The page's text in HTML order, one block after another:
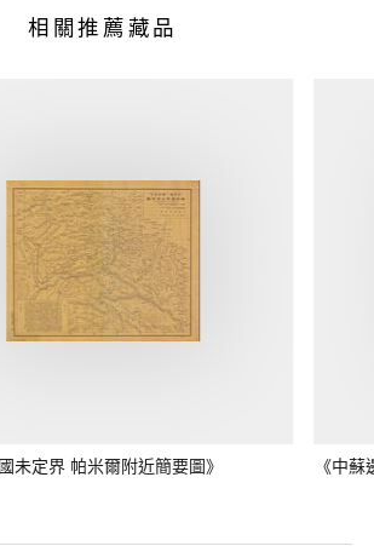
相關推薦藏品
未定界 帕米爾附近簡要圖》 《中